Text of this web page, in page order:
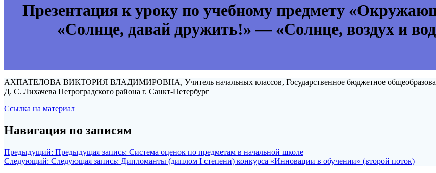
Презентация к уроку по учебному предмету
«Солнце, давай дружить!» — «Солнце, воздух и
АХПАТЕЛОВА ВИКТОРИЯ ВЛАДИМИРОВНА, Учитель начальных классов, Государственное бюджетное
Д. С. Лихачева Петроградского района г. Санкт-Петербург
Ссылка на материал
Навигация по записям
Предыдущий: Предыдущая запись: Система оценок по предметам в начальной школе
Следующий: Следующая запись: Дипломанты (диплом I степени) конкурса «Инновации в обучении» (второй поток)